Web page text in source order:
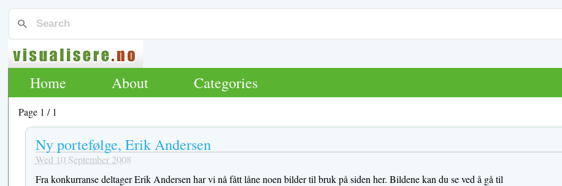
Home About Categories
Page 1 / 1
Ny portefølge, Erik Andersen
Wed 10 September 2008
Fra konkurranse deltager Erik Andersen har vi nå fått låne noen bilder til bruk på siden her. Bildene kan du se ved å gå til